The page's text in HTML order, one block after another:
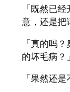
「既然已
意，还是把
「真的吗
的坏毛病？」
「果然还